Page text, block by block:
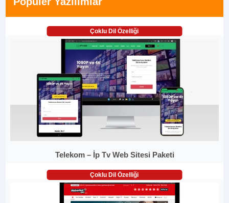
Çoklu Dil Özelliği
Telekom – İp Tv Web Sitesi Paketi
Çoklu Dil Özelliği